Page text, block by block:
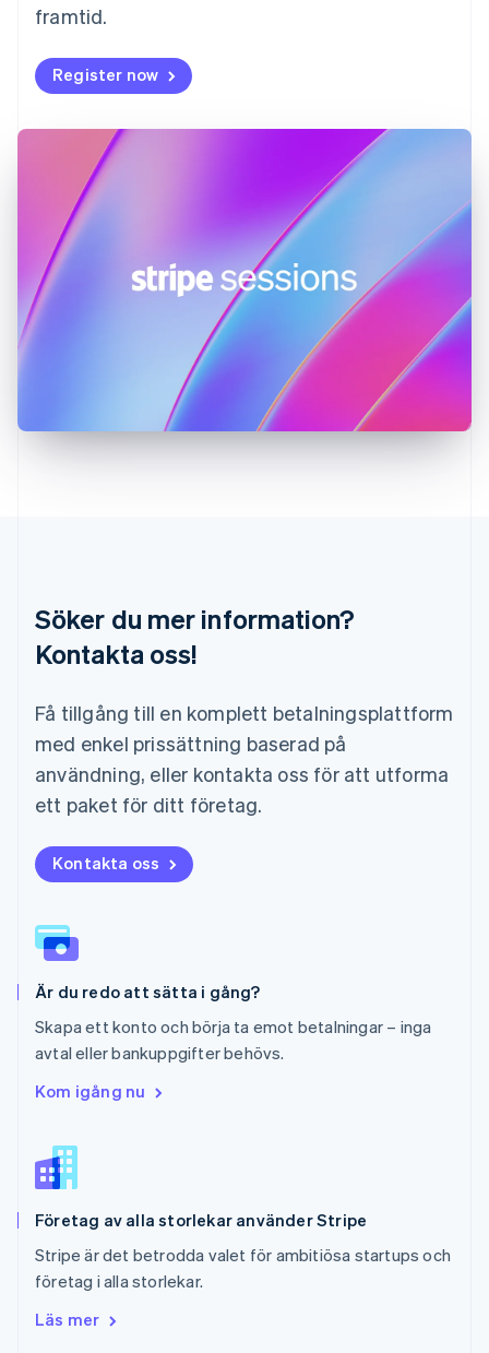
framtid.
Register now
Söker du mer information?
Kontakta oss!
Få tillgång till en komplett betalningsplattform
med enkel prissättning baserad på
användning, eller kontakta oss för att utforma
ett paket för ditt företag.
Kontakta oss
Är du redo att sätta i gång?
Skapa ett konto och börja ta emot betalningar – inga
avtal eller bankuppgifter behövs.
Kom igång nu
Företag av alla storlekar använder Stripe
Stripe är det betrodda valet för ambitiösa startups och
företag i alla storlekar.
Läs mer
Grekland
Hongkong SAR, Kina
English
English
Irland
English
Italien
Italiano
Japan
Liechtenstein
DeutschEnglish
English
Mexiko
EspañolEnglish
NederlandsEnglish
Norge
English
Nya Zeeland
English
Polen
Portugal
PortuguêsEnglish
English
Schweiz
Singapore
Slovakien
English
Slovenien
Español
Storbritannien
Sverige
Thailand
ไทยEnglish
English